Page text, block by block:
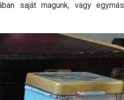
saját magunk, vagy egymás